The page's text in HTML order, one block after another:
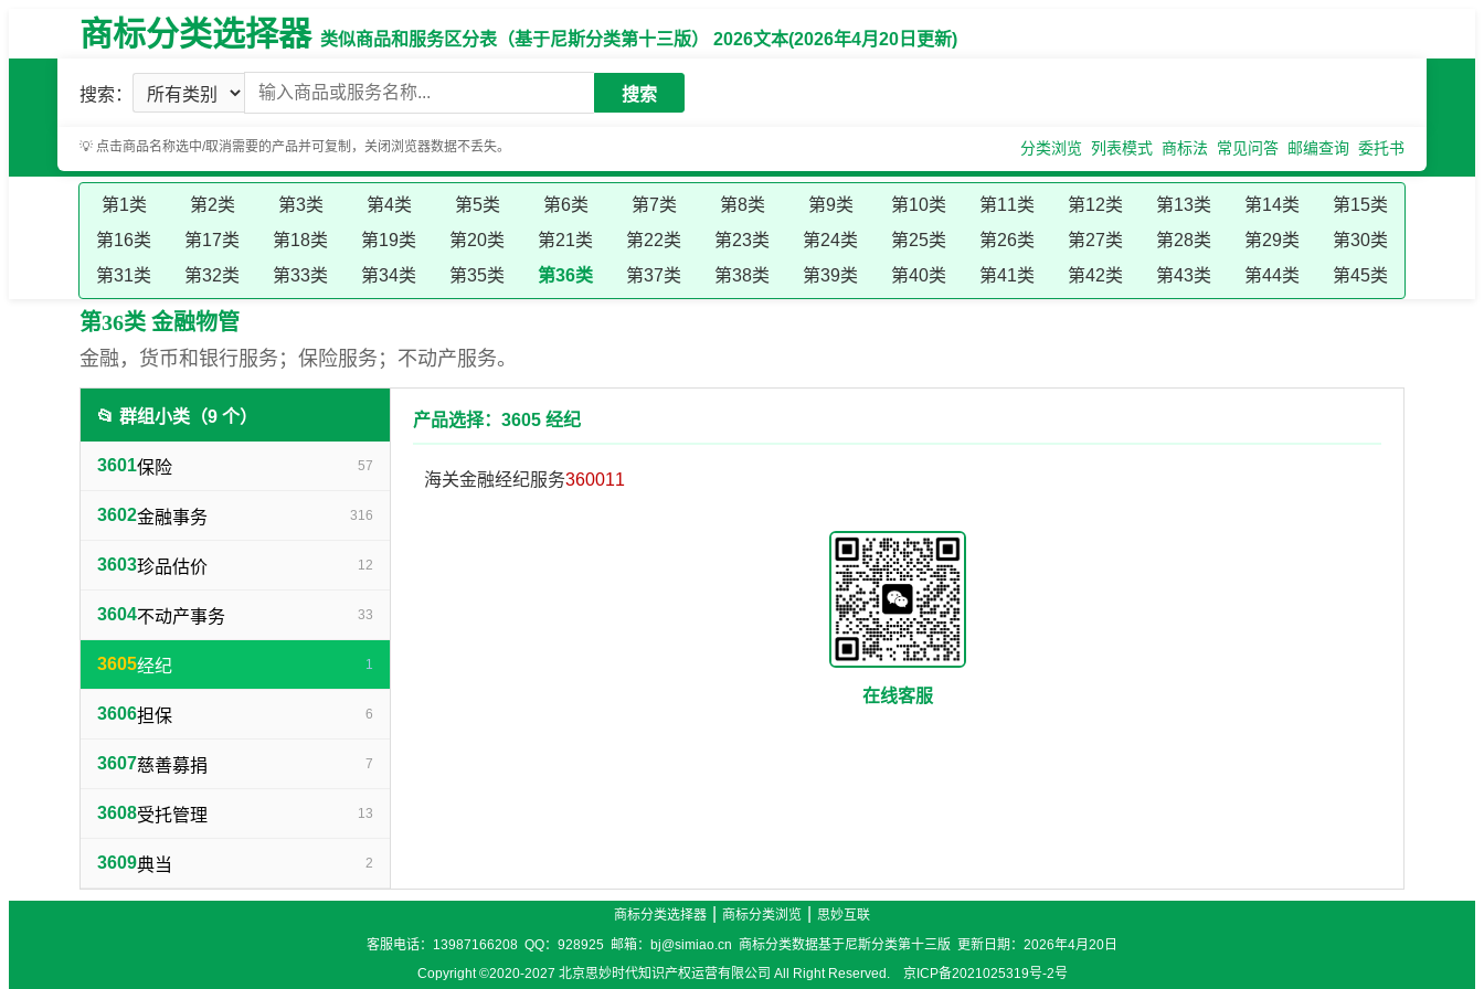
商标分类选择器类似商品和服务区分表（基于尼斯分类第十三版） 2026文本(2026年4月20日更新)
搜索： 搜索
💡 点击商品名称选中/取消需要的产品并可复制，关闭浏览器数据不丢失。 分类浏览 列表模式 商标法 常见问答 邮编查询 委托书
第1类 第2类 第3类 第4类 第5类 第6类 第7类 第8类 第9类 第10类 第11类 第12类 第13类 第14类
第15类
第16类
第17类 第18类 第19类 第20类 第21类 第22类 第23类 第24类 第25类 第26类 第27类 第28类 第29类
第30类
第31类
第32类 第33类 第34类 第35类 第36类 第37类 第38类 第39类 第40类 第41类 第42类 第43类 第44类 第45类
第36类 金融物管
金融，货币和银行服务；保险服务；不动产服务。
📂 群组小类（9 个）
3601保险 57
3602金融事务 316
3603珍品估价 12
3604不动产事务 33
3605经纪 1
3606担保 6
3607慈善募捐 7
3608受托管理 13
3609典当 2
产品选择：3605 经纪
海关金融经纪服务360011
在线客服
商标分类选择器 商标分类浏览
思妙互联
客服电话：13987166208 QQ：928925 邮箱：bj@simiao.cn 商标分类数据基于尼斯分类第十三版 更新日期：2026年4月20日
Copyright ©2020-2027 北京思妙时代知识产权运营有限公司 All Right Reserved. 京ICP备2021025319号-2号